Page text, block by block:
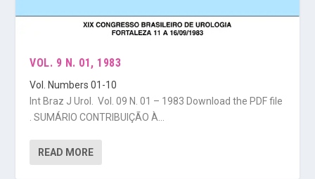
VOL. 9 N. 01, 1983
Vol. Numbers 01-10
Int Braz J Urol. Vol. 09 N. 01 – 1983 Download the PDF file
. SUMÁRIO CONTRIBUIÇÃO À...
READ MORE